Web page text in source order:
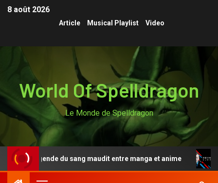
8 août 2026
Article Musical Playlist Video
World Of Spelldragon
Le Monde de Spelldragon
la légende du sang maudit entre manga et anime